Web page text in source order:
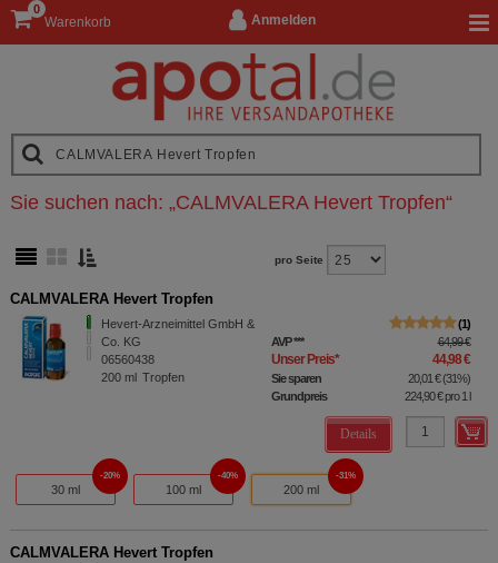
Anmelden
Warenkorb
0
Sie suchen nach: „CALMVALERA Hevert Tropfen“
pro Seite
CALMVALERA Hevert Tropfen
Hevert-Arzneimittel GmbH &
Co. KG
06560438
200 ml Tropfen
1
AVP*** 64,99 €
Unser Preis* 44,98 €
Sie sparen 20,01 €(31%)
Grundpreis
224,90 €pro 1 l
Details
30 ml
20%
100 ml
40%
200 ml
31%
CALMVALERA Hevert Tropfen